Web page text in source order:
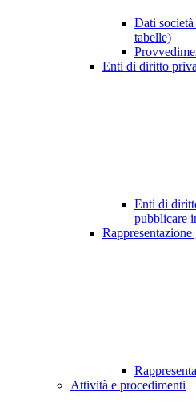
Dati
tabelle)
Enti di diritto
Enti di
pubblicare
Rappresentazione
Attività e procedimenti